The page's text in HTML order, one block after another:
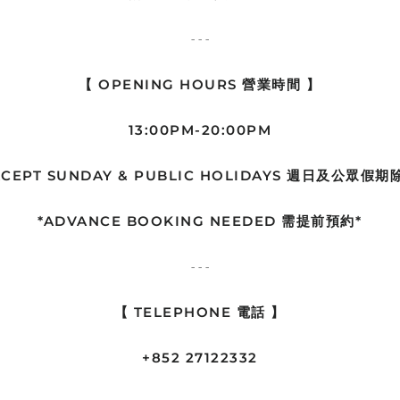
- - -
【 OPENING HOURS 營業時間 】
13:00PM-20:00PM
SUNDAY & PUBLIC HOLIDAYS 週日及公眾假期
*ADVANCE BOOKING NEEDED 需提前預約*
- - -
【 TELEPHONE 電話 】
+852 27122332